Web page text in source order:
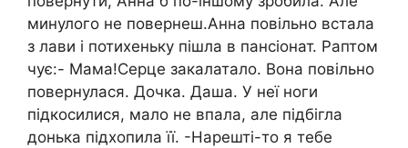
минулого не повернеш.Анна повільно встала
з лави і потихеньку пішла в пансіонат. Раптом
чує:- Мама!Серце закалатало. Вона повільно
повернулася. Дочка. Даша. У неї ноги
підкосилися, мало не впала, але підбігла
донька підхопила її. -Нарешті-то я тебе